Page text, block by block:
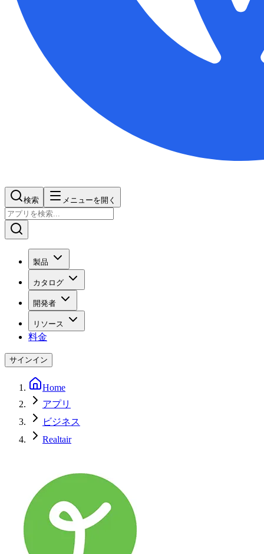
検索 メニューを開く
製品
カタログ
開発者
リソース
料金
サインイン
Home
アプリ
ビジネス
Realtair